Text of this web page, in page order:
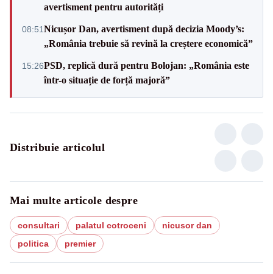
avertisment pentru autorități
08:51Nicușor Dan, avertisment după decizia Moody’s:
„România trebuie să revină la creștere economică”
15:26PSD, replică dură pentru Bolojan: „România este
într-o situație de forță majoră”
Distribuie articolul
Mai multe articole despre
consultari palatul cotroceni
nicusor dan
politica
premier